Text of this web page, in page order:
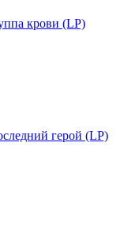
крови (LP)
герой (LP)